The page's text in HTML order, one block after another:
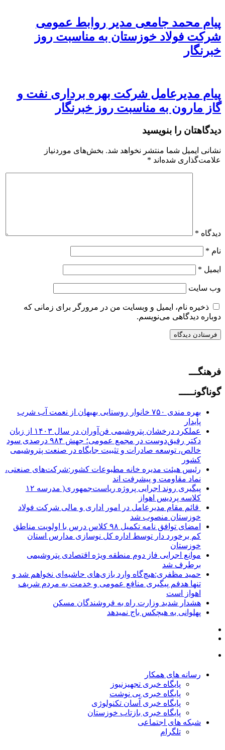
پیام محمد جامعی مدیر روابط عمومی
شرکت فولاد خوزستان به مناسبت روز
خبرنگار
پیام مدیرعامل شرکت بهره برداری نفت و
گاز مارون به مناسبت روز خبرنگار
دیدگاهتان را بنویسید
نشانی ایمیل شما منتشر نخواهد شد. بخش‌های موردنیاز
علامت‌گذاری شده‌اند *
دیدگاه *
نام *
ایمیل *
وب‌ سایت
ذخیره نام، ایمیل و وبسایت من در مرورگر برای زمانی که
دوباره دیدگاهی می‌نویسم.
فرهنگـــ
گوناگونـــــ
بهره مندی ۷۵۰ خانوار روستایی بهبهان از نعمت آب شرب
پایدار
عملکرد درخشان پتروشیمی فن‌آوران در سال ۱۴۰۳ از زبان
دکتر رفیق‌دوست در مجمع عمومی؛ جهش ۹۸۴ درصدی سود
خالص، توسعه صادرات و تثبیت جایگاه در صنعت پتروشیمی
کشور
رئیس هیئت مدیره خانه مطبوعات کشور:شرکت‌های صنعتی،
نماد مقاومت و پیشرفت اند
پیگیری روند اجرایی پروژه ریاست‌جمهوری( مدرسه ۱۲
کلاسه پردیس اهواز
قائم مقام مدیرعامل در امور اداری و مالی شرکت فولاد
خوزستان منصوب شد
امضای توافق نامه تکمیل ۹۸ کلاس درس با اولویت مناطق
کم برخورد دار توسط اداره کل نوسازی مدارس استان
خوزستان
موانع اجرایی فاز دوم منطقه ویژه اقتصادی پتروشیمی
برطرف شد
حمید مظفری:هیچ‌گاه وارد بازی‌های حاشیه‌ای نخواهم شد و
تنها هدفم پیگیری منافع عمومی و خدمت به مردم شریف
اهواز است
هشدار شدید وزارت راه به فروشندگان مسکن
پهلوانی به هیچکس باج نمیدهد
رسانه های همکار
پایگاه خبری تجهیزنیوز
پایگاه خبری پی نوشت
پایگاه خبری آسان تکنولوژی
پایگاه خبری بازتاب خوزستان
شبکه های اجتماعی
تلگرام